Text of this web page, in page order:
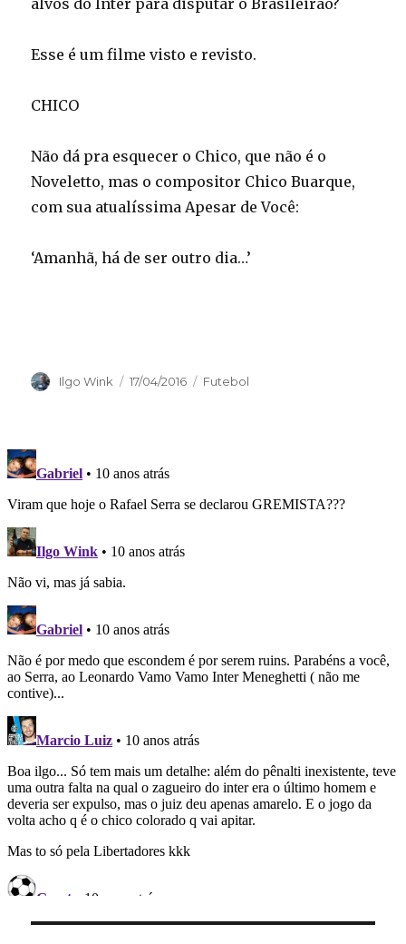
alvos do Inter para disputar o Brasileirão?
Esse é um filme visto e revisto.
CHICO
Não dá pra esquecer o Chico, que não é o
Noveletto, mas o compositor Chico Buarque,
com sua atualíssima Apesar de Você:
‘Amanhã, há de ser outro dia…’
Autor
Ilgo Wink
Publicado
17/04/2016 Categorias
Futebol